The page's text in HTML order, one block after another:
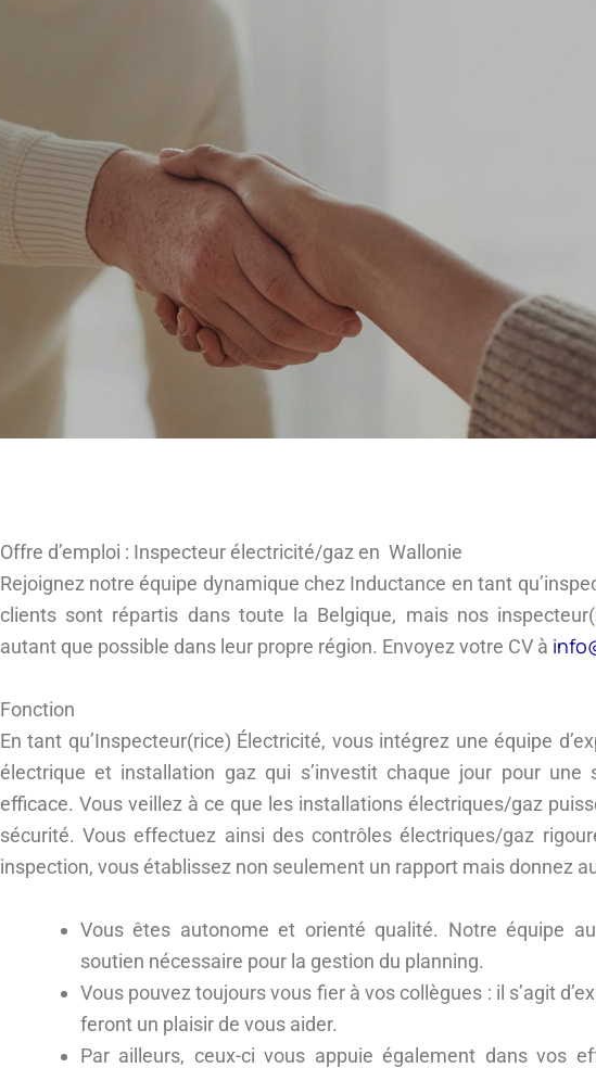
Offre d’emploi : Inspecteur électricité/gaz en Wallonie
Rejoignez notre équipe dynamique chez Inductance en tant
clients sont répartis dans toute la Belgique, mais nos
autant que possible dans leur propre région. Envoyez votre CV à
Fonction
En tant qu’Inspecteur(rice) Électricité, vous intégrez une équipe
électrique et installation gaz qui s’investit chaque jour pour
efficace. Vous veillez à ce que les installations électriques/gaz
sécurité. Vous effectuez ainsi des contrôles électriques/gaz
inspection, vous établissez non seulement un rapport mais donnez
Vous êtes autonome et orienté qualité. Notre équipe
soutien nécessaire pour la gestion du planning.
Vous pouvez toujours vous fier à vos collègues : il s’agit
feront un plaisir de vous aider.
Par ailleurs, ceux-ci vous appuie également dans vos